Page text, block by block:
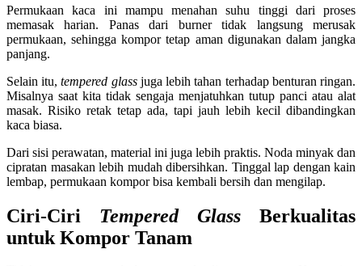
Permukaan kaca ini mampu menahan suhu tinggi dari proses
memasak harian. Panas dari burner tidak langsung merusak
permukaan, sehingga kompor tetap aman digunakan dalam jangka
panjang.
Selain itu,tempered glassjuga lebih tahan terhadap benturan ringan.
Misalnya saat kita tidak sengaja menjatuhkan tutup panci atau alat
masak. Risiko retak tetap ada, tapi jauh lebih kecil dibandingkan
kaca biasa.
Dari sisi perawatan, material ini juga lebih praktis. Noda minyak dan
cipratan masakan lebih mudah dibersihkan. Tinggal lap dengan kain
lembap, permukaan kompor bisa kembali bersih dan mengilap.
Ciri-Ciri Tempered Glass Berkualitas
untuk Kompor Tanam